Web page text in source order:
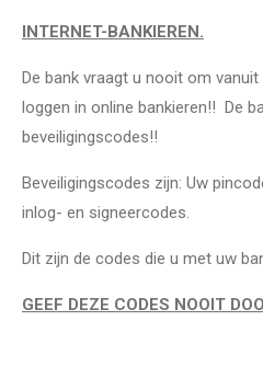
INTERNET-BANKIEREN.
De bank vraagt u nooit om
loggen in online bankieren!! De
beveiligingscodes!!
Beveiligingscodes zijn: Uw
inlog- en signeercodes.
Dit zijn de codes die u met uw
GEEF DEZE CODES NOOIT